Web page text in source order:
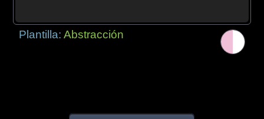
Plantilla:Abstracción